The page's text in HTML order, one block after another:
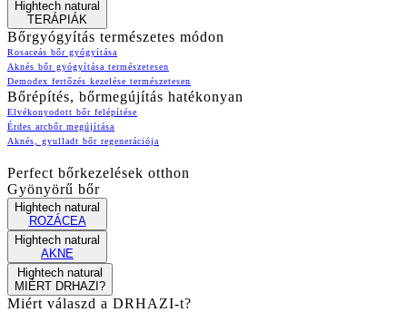
Hightech natural
TERÁPIÁK
Bőrgyógyítás természetes módon
Rosaceás bőr gyógyítása
Aknés bőr gyógyítása természetesen
Demodex fertőzés kezelése természetesen
Bőrépítés, bőrmegújítás hatékonyan
Elvékonyodott bőr felépítése
Érdes arcbőr megújítása
Aknés, gyulladt bőr regenerációja
Perfect bőrkezelések otthon
Gyönyörű bőr
Hightech natural
ROZÁCEA
Hightech natural
AKNE
Hightech natural
MIÉRT DRHAZI?
Miért válaszd a DRHAZI-t?